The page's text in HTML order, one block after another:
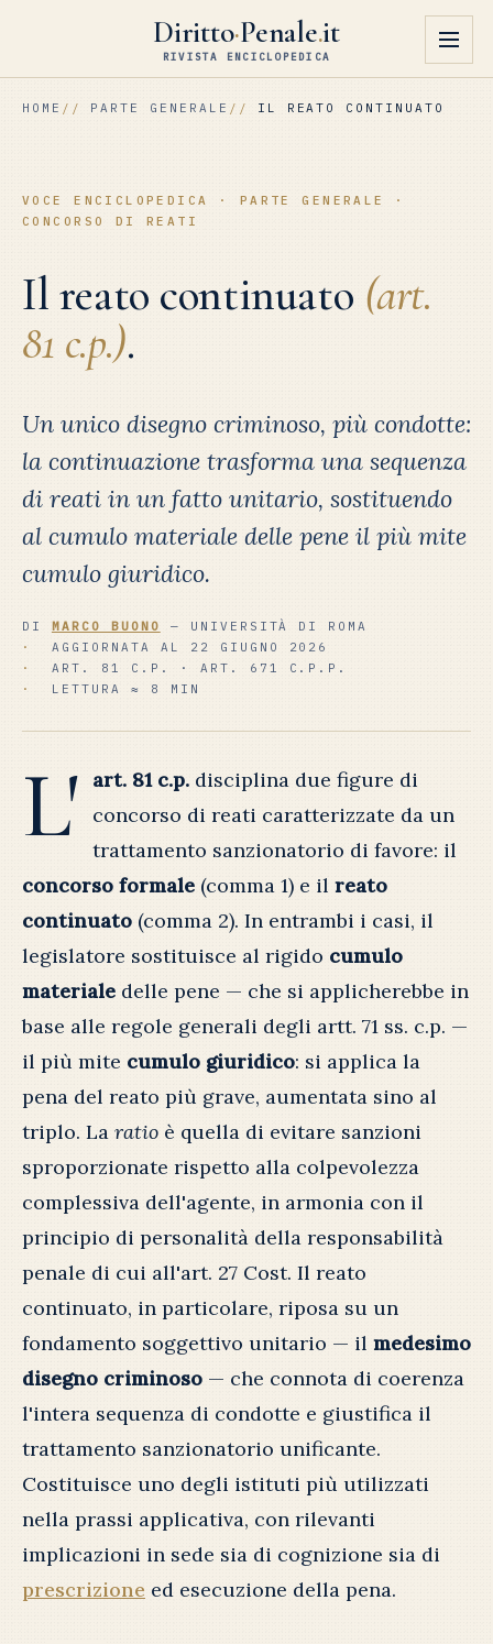
Diritto·Penale.it
RIVISTA ENCICLOPEDICA
HOME PARTE GENERALE IL REATO CONTINUATO
VOCE ENCICLOPEDICA · PARTE GENERALE ·
CONCORSO DI REATI
Il reato continuato (art.
81 c.p.).
Un unico disegno criminoso, più condotte:
la continuazione trasforma una sequenza
di reati in un fatto unitario, sostituendo
al cumulo materiale delle pene il più mite
cumulo giuridico.
DI MARCO BUONO
— UNIVERSITÀ DI ROMA
AGGIORNATA AL 22 GIUGNO 2026
ART. 81 C.P. · ART. 671 C.P.P.
LETTURA ≈ 8 MIN
L' art. 81 c.p. disciplina due figure di
concorso di reati caratterizzate da un
trattamento sanzionatorio di favore: il
concorso formale (comma 1) e il reato
continuato (comma 2). In entrambi i casi, il
legislatore sostituisce al rigido cumulo
materiale delle pene — che si applicherebbe in
base alle regole generali degli artt. 71 ss. c.p. —
il più mite cumulo giuridico: si applica la
pena del reato più grave, aumentata sino al
triplo. La ratio è quella di evitare sanzioni
sproporzionate rispetto alla colpevolezza
complessiva dell'agente, in armonia con il
principio di personalità della responsabilità
penale di cui all'art. 27 Cost. Il reato
continuato, in particolare, riposa su un
fondamento soggettivo unitario — il medesimo
disegno criminoso — che connota di coerenza
l'intera sequenza di condotte e giustifica il
trattamento sanzionatorio unificante.
Costituisce uno degli istituti più utilizzati
nella prassi applicativa, con rilevanti
implicazioni in sede sia di cognizione sia di
prescrizione ed esecuzione della pena.